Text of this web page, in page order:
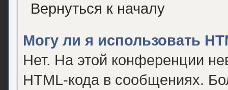
Вернуться к началу
Могу ли я использовать
Нет. На этой конференции
HTML-кода в сообщениях.